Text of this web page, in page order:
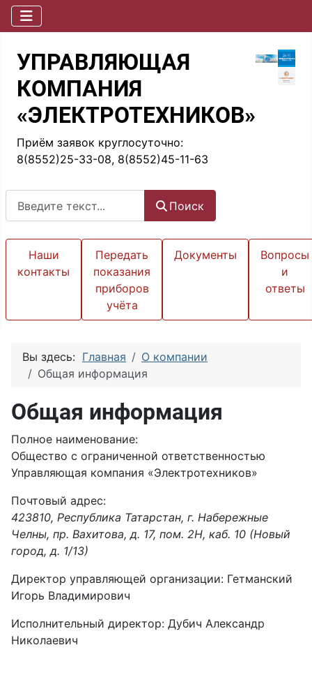
УПРАВЛЯЮЩАЯ
КОМПАНИЯ
«ЭЛЕКТРОТЕХНИКОВ»
Приём заявок круглосуточно:
8(8552)25-33-08, 8(8552)45-11-63
Поиск
Наши
контакты
Передать
показания
приборов
учёта
Документы
Вопросы
и
ответы
Вы здесь: Главная
О компании
Общая информация
Общая информация
Полное наименование:
Общество с ограниченной ответственностью
Управляющая компания «Электротехников»
Почтовый адрес:
423810, Республика Татарстан, г. Набережные
Челны, пр. Вахитова, д. 17, пом. 2Н, каб. 10 (Новый
город, д. 1/13)
Директор управляющей организации: Гетманский
Игорь Владимирович
Исполнительный директор: Дубич Александр
Николаевич